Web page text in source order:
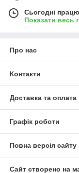
Сьогодні
Показати весь
Про нас
Контакти
Доставка та оплата
Графік роботи
Повна версія сайту
Сайт створено на